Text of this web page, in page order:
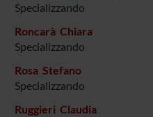
Specializzando
Roncarà Chiara
Specializzando
Rosa Stefano
Specializzando
Ruggieri Claudia